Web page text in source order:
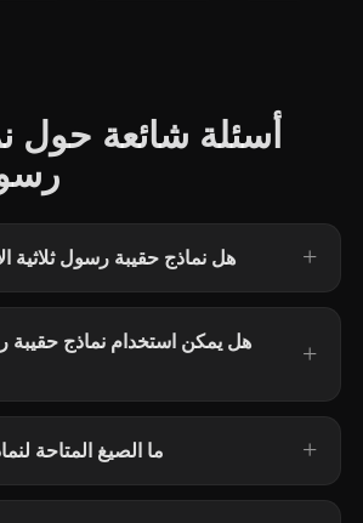
أسئلة شائعة حول
هل نماذج حقيبة رسول ثلاثية
هل يمكن استخدام نماذج حقيبة
ما الصيغ المتاحة